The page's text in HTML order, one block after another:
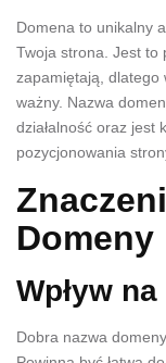
Domena to unikalny
Twoja strona. Jest to
zapamiętają, dlatego
ważny. Nazwa
działalność oraz jest
pozycjonowania
Domeny
Wpływ
Dobra nazwa